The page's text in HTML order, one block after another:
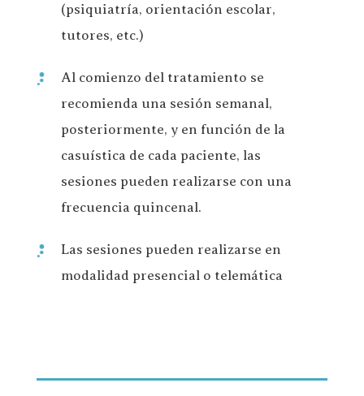
(psiquiatría, orientación escolar,
tutores, etc.)
Al comienzo del tratamiento se
recomienda una sesión semanal,
posteriormente, y en función de la
casuística de cada paciente, las
sesiones pueden realizarse con una
frecuencia quincenal.
Las sesiones pueden realizarse en
modalidad presencial o telemática